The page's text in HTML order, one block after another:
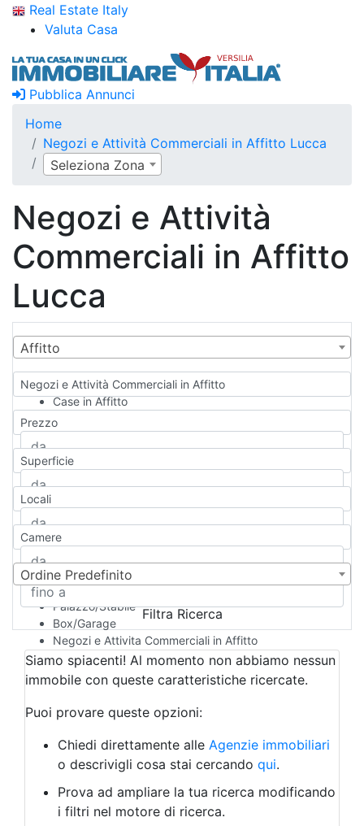
Real Estate Italy
Valuta Casa
Pubblica Annunci
Home
Negozi e Attività Commerciali in Affitto Lucca
Seleziona Zona
Negozi e Attività
Commerciali in Affitto
Lucca
Affitto
Negozi e Attività Commerciali in Affitto
Case in Affitto
Qualsiasi
Appartamento
Casa indipendente
Casa Semi-indipendente
Attico/Mansarda
Rustico/Casale
Camera d'Albergo
Multiproprietà
Palazzo/Stabile
Box/Garage
Negozi e Attivita Commerciali in Affitto
Qualsiasi
Attività/Licenza Commerciale
Azienda Agricola
Bar/Ristorante
Albergo
Laboratorio Artigianale
Negozio/locale commerciale
Agriturismo
Magazzini
Prezzo
Superficie
Locali
Camere
Ordine Predefinito
Filtra Ricerca
Siamo spiacenti! Al momento non abbiamo nessun
immobile con queste caratteristiche ricercate.
Puoi provare queste opzioni:
Chiedi direttamente alle Agenzie immobiliari
o descrivigli cosa stai cercando qui.
Prova ad ampliare la tua ricerca modificando
i filtri nel motore di ricerca.